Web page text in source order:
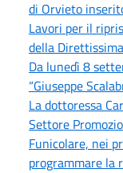
di Orvieto
Lavori per il
della Direttissima
Da lunedì 8
“Giuseppe
La dottoressa
Settore
Funicolare, nei
programmare la